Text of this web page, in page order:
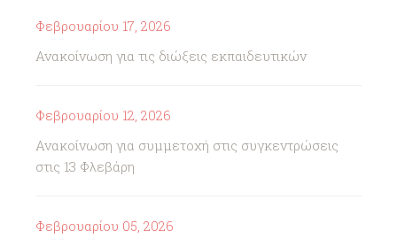
Φεβρουαρίου 17, 2026
Ανακοίνωση για τις διώξεις εκπαιδευτικών
Φεβρουαρίου 12, 2026
Ανακοίνωση για συμμετοχή στις συγκεντρώσεις
στις 13 Φλεβάρη
Φεβρουαρίου 05, 2026